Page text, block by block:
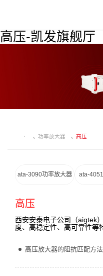
高压-凯发旗舰厅
功率放大器 高压
ata-3090功率放大器 ata-
高压
西安安泰电子公司（aigtek
度、高稳定性、高可靠性等
高压放大器的阻抗匹配方